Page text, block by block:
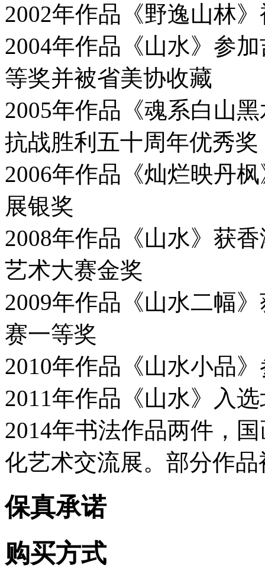
2002年作品《野逸山林
2004年作品《山水》参
等奖并被省美协收藏
2005年作品《魂系白山
抗战胜利五十周年优秀奖
2006年作品《灿烂映丹
展银奖
2008年作品《山水》获
艺术大赛金奖
2009年作品《山水二幅
赛一等奖
2010年作品《山水小品
2011年作品《山水》入
2014年书法作品两件，
化艺术交流展。部分作
保真承诺
购买方式